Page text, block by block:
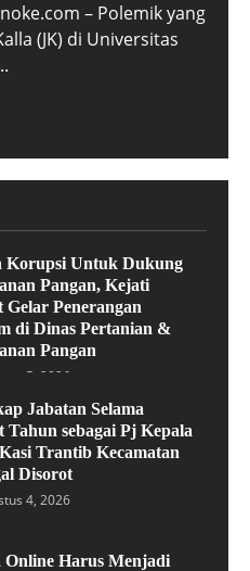
– Polemik yang
(JK) di Universitas
Korupsi Untuk Dukung
Pangan, Kejati
Gelar Penerangan
di Dinas Pertanian &
Pangan
5, 2026
Jabatan Selama
Tahun sebagai Pj Kepala
Trantib Kecamatan
Disorot
4, 2026
Online Harus Menjadi